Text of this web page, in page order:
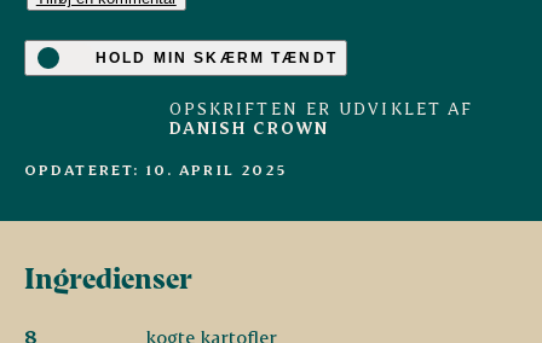
HOLD MIN SKÆRM TÆNDT
OPSKRIFTEN ER UDVIKLET AF
DANISH CROWN
OPDATERET: 10. APRIL 2025
Ingredienser
8
kogte kartofler